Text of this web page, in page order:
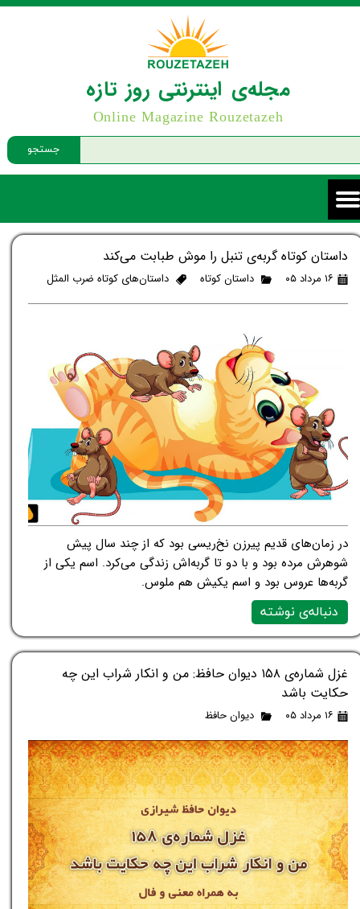
جستجو
مجله‌ی اینترنتی روز تازه
Online Magazine Rouzetazeh
داستان کوتاه گربه‌ی تنبل را موش طبابت می‌کند
۱۶ مرداد ۰۵ داستان کوتاه داستان‌های کوتاه ضرب المثل
در زمان‌های قدیم پیرزن نخ‌ریسی بود که از چند سال پیش
شوهرش مرده بود و با دو تا گربه‌اش زندگی می‌کرد. اسم یکی از
گربه‌‌ها عروس بود و اسم یکیش هم ملوس.
دنباله‌ی نوشته
غزل شماره‌ی ۱۵۸ دیوان حافظ: من و انکار شراب این چه
حکایت باشد
۱۶ مرداد ۰۵ دیوان حافظ